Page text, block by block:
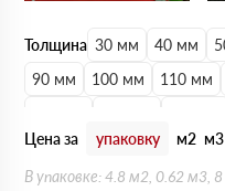
Толщина 30 мм 40 мм
90 мм
100 мм 110 мм
Цена за
упаковку м2 м3
В упаковке: 4.8 м2, 0.62 м3,